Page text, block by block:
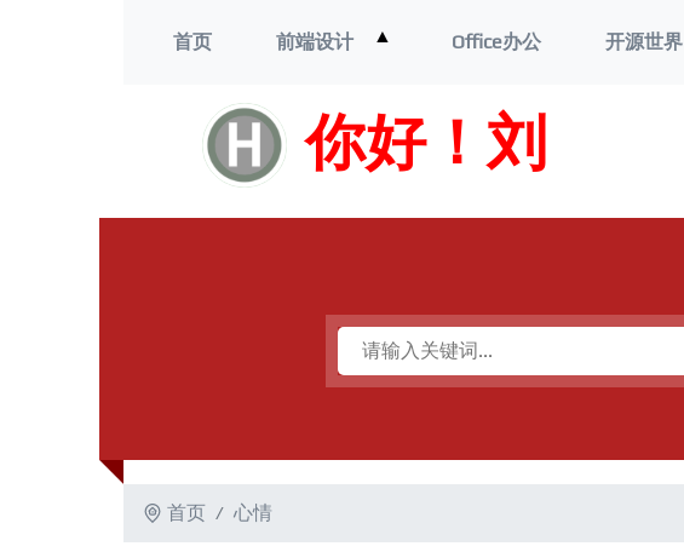
你好！刘
首页 前端设计 ▲
单
Office办公 开源世界
首页 心情